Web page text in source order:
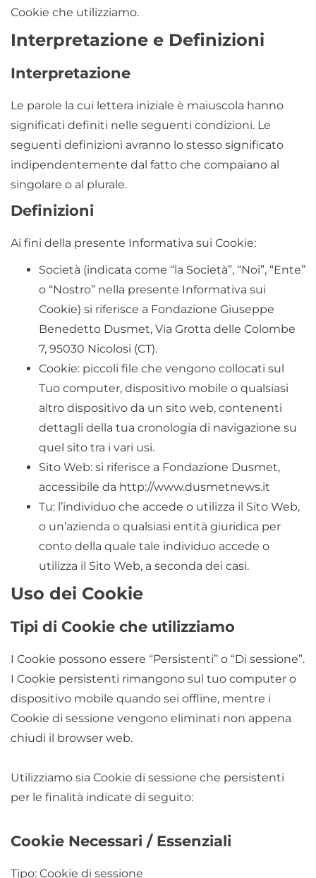
Cookie che utilizziamo.
Interpretazione e Definizioni
Interpretazione
Le parole la cui lettera iniziale è maiuscola hanno
significati definiti nelle seguenti condizioni. Le
seguenti definizioni avranno lo stesso significato
indipendentemente dal fatto che compaiano al
singolare o al plurale.
Definizioni
Ai fini della presente Informativa sui Cookie:
Società (indicata come “la Società”, “Noi”, “Ente”
o “Nostro” nella presente Informativa sui
Cookie) si riferisce a Fondazione Giuseppe
Benedetto Dusmet, Via Grotta delle Colombe
7, 95030 Nicolosi (CT).
Cookie: piccoli file che vengono collocati sul
Tuo computer, dispositivo mobile o qualsiasi
altro dispositivo da un sito web, contenenti
dettagli della tua cronologia di navigazione su
quel sito tra i vari usi.
Sito Web: si riferisce a Fondazione Dusmet,
accessibile da http://www.dusmetnews.it
Tu: l’individuo che accede o utilizza il Sito Web,
o un’azienda o qualsiasi entità giuridica per
conto della quale tale individuo accede o
utilizza il Sito Web, a seconda dei casi.
Uso dei Cookie
Tipi di Cookie che utilizziamo
I Cookie possono essere “Persistenti” o “Di sessione”.
I Cookie persistenti rimangono sul tuo computer o
dispositivo mobile quando sei offline, mentre i
Cookie di sessione vengono eliminati non appena
chiudi il browser web.
Utilizziamo sia Cookie di sessione che persistenti
per le finalità indicate di seguito:
Cookie Necessari / Essenziali
Tipo: Cookie di sessione